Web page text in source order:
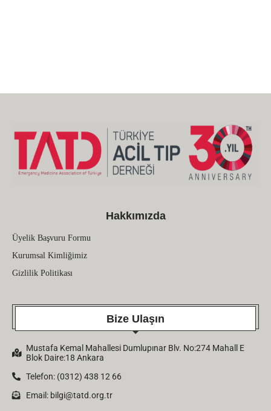
Hakkımızda
Üyelik Başvuru Formu
Kurumsal Kimliğimiz
Gizlilik Politikası
Bize Ulaşın
Mustafa Kemal Mahallesi Dumlupınar Blv. No:274 Mahall E
Blok Daire:18 Ankara
Telefon: (0312) 438 12 66
Email: bilgi@tatd.org.tr